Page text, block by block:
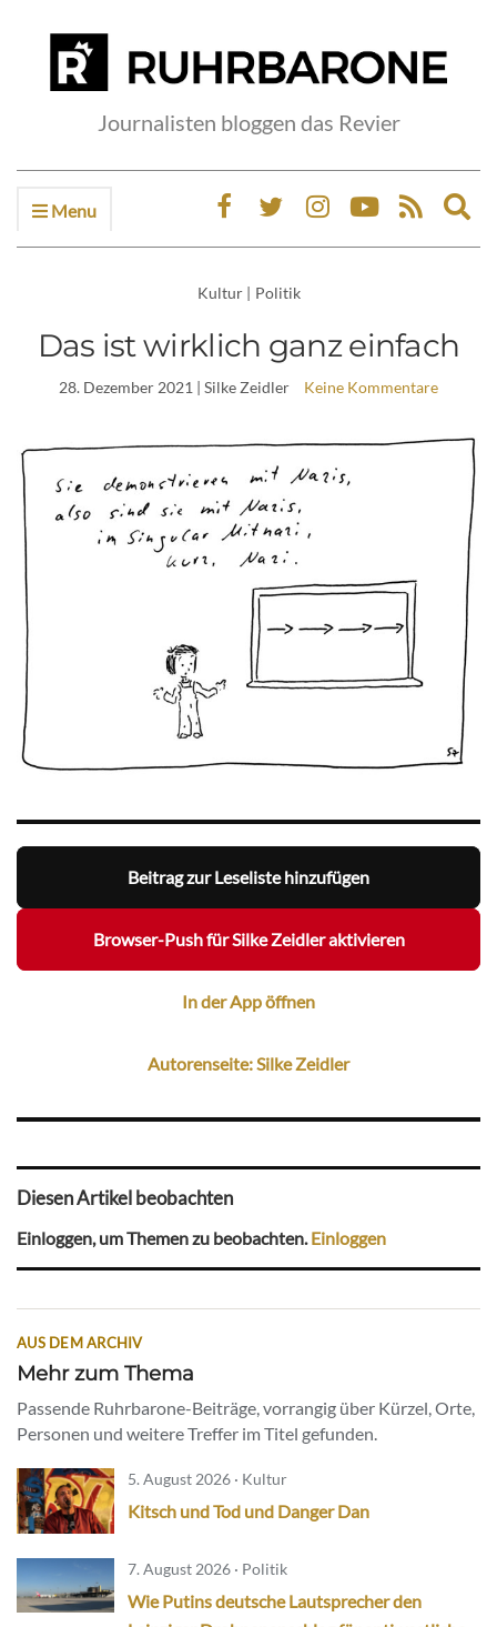
Journalisten bloggen das Revier
Menu
Kultur | Politik
Das ist wirklich ganz einfach
28. Dezember 2021 | Silke Zeidler Keine Kommentare
Beitrag zur Leseliste hinzufügen
Browser-Push für Silke Zeidler aktivieren
In der App öffnen
Autorenseite: Silke Zeidler
Diesen Artikel beobachten
Einloggen, um Themen zu beobachten.Einloggen
AUS DEM ARCHIV
Mehr zum Thema
Passende Ruhrbarone-Beiträge, vorrangig über Kürzel, Orte,
Personen und weitere Treffer im Titel gefunden.
5. August 2026 · Kultur
Kitsch und Tod und Danger Dan
7. August 2026 · Politik
Wie Putins deutsche Lautsprecher den